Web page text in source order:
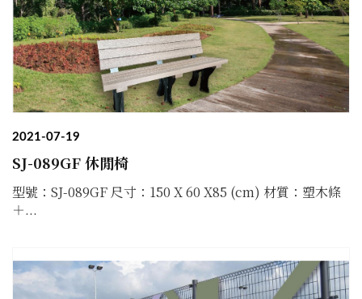
2021-07-19
SJ-089GF 休閒椅
型號：SJ-089GF 尺寸：150 X 60 X85 (cm) 材質：塑木條
＋...